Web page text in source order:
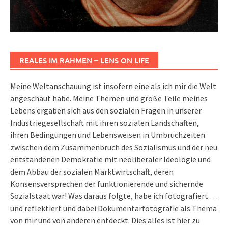
REALES IM RAHMEN – LENS ON LIFE
Meine Weltanschauung ist insofern eine als ich mir die Welt
angeschaut habe. Meine Themen und große Teile meines
Lebens ergaben sich aus den sozialen Fragen in unserer
Industriegesellschaft mit ihren sozialen Landschaften,
ihren Bedingungen und Lebensweisen in Umbruchzeiten
zwischen dem Zusammenbruch des Sozialismus und der neu
entstandenen Demokratie mit neoliberaler Ideologie und
dem Abbau der sozialen Marktwirtschaft, deren
Konsensversprechen der funktionierende und sichernde
Sozialstaat war! Was daraus folgte, habe ich fotografiert …
und reflektiert und dabei Dokumentarfotografie als Thema
von mir und von anderen entdeckt. Dies alles ist hier zu